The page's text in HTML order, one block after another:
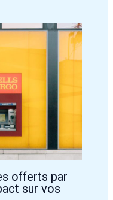
offerts par
sur vos